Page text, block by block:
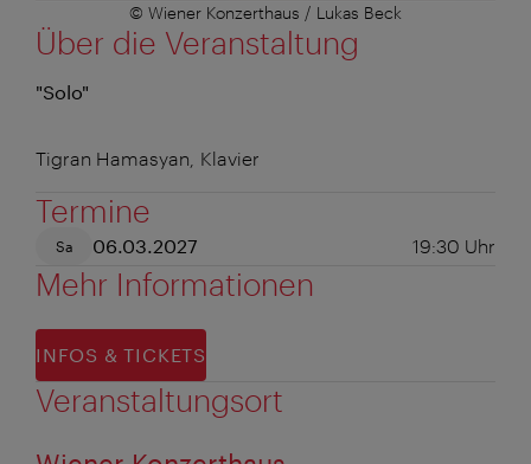
© Wiener Konzerthaus / Lukas Beck
Über die Veranstaltung
"Solo"
Tigran Hamasyan, Klavier
Termine
Sa 06.03.2027 19:30 Uhr
Mehr Informationen
INFOS & TICKETS
Veranstaltungsort